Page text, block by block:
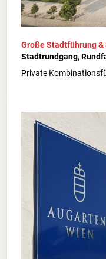
Große Stadtführung &
Stadtrundgang,
Private